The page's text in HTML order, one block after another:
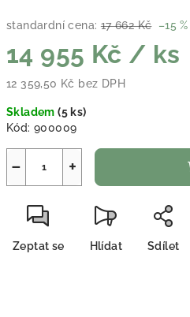
standardní cena: 17 662 Kč –15 %
14 955 Kč / ks
12 359,50 Kč bez DPH
Skladem(5 ks)
Kód: 900009
+
−
Zeptat se Hlídat Sdílet